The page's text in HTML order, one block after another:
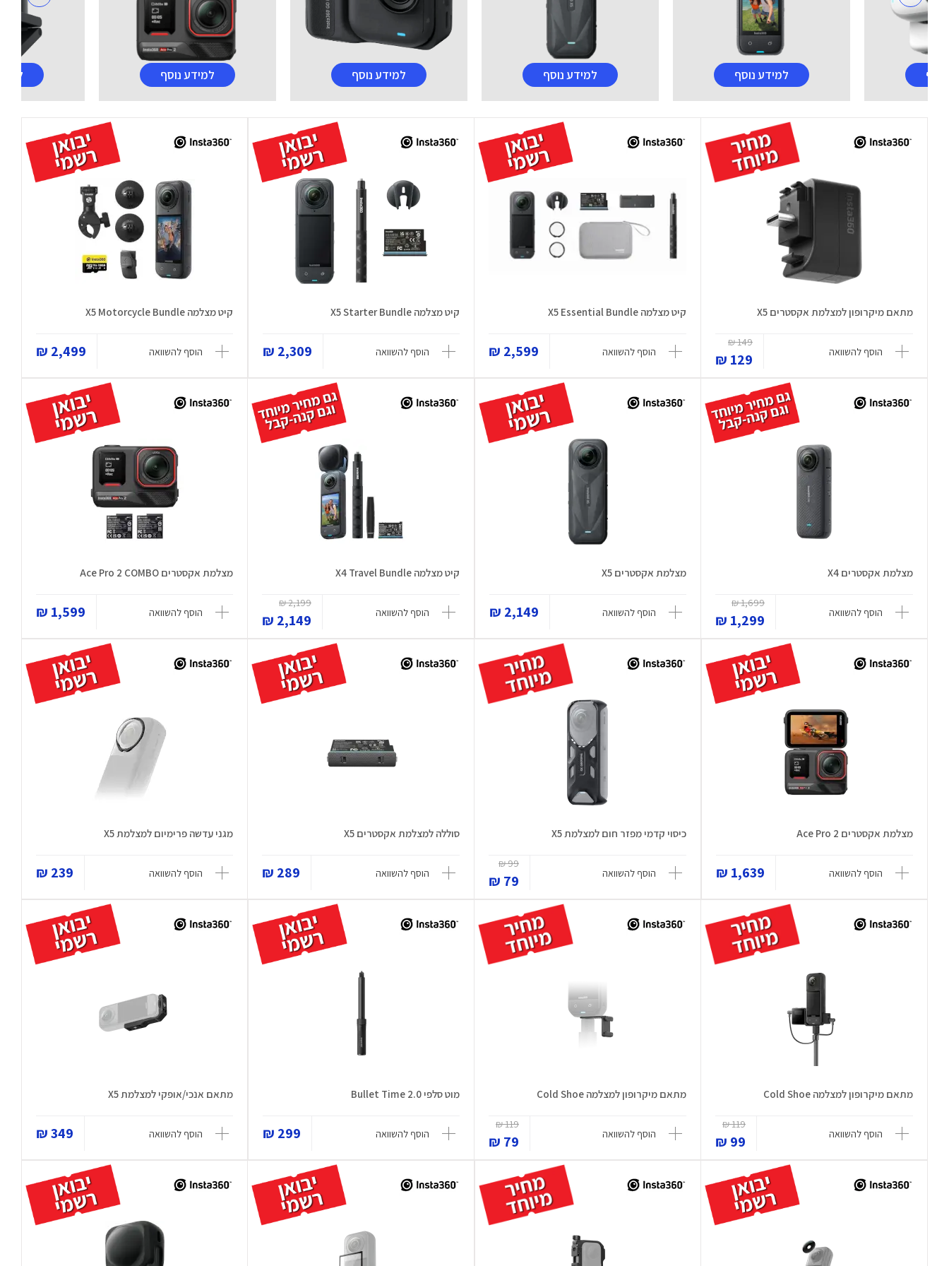
למידע נוסף למידע נוסף למידע נוסף למידע נוסף
מתאם מיקרופון למצלמת אקסטרים X5
הוסף להשוואה
149 ₪
129 ₪
קיט מצלמה X5 Essential Bundle
הוסף להשוואה 2,599 ₪
קיט מצלמה X5 Starter Bundle
הוסף להשוואה 2,309 ₪
קיט מצלמה X5 Motorcycle Bundle
הוסף להשוואה 2,499 ₪
מצלמת אקסטרים X4
הוסף להשוואה
1,699 ₪
1,299 ₪
מצלמת אקסטרים X5
הוסף להשוואה 2,149 ₪
קיט מצלמה X4 Travel Bundle
הוסף להשוואה
2,199 ₪
2,149 ₪
מצלמת אקסטרים Ace Pro 2 COMBO
הוסף להשוואה 1,599 ₪
מצלמת אקסטרים Ace Pro 2
הוסף להשוואה 1,639 ₪
כיסוי קדמי מפזר חום למצלמת X5
הוסף להשוואה
99 ₪
79 ₪
סוללה למצלמת אקסטרים X5
הוסף להשוואה 289 ₪
מגני עדשה פרימיום למצלמת X5
הוסף להשוואה 239 ₪
מתאם מיקרופון למצלמה Cold Shoe
הוסף להשוואה
119 ₪
99 ₪
מתאם מיקרופון למצלמה Cold Shoe
הוסף להשוואה
119 ₪
79 ₪
מוט סלפי Bullet Time 2.0
הוסף להשוואה 299 ₪
מתאם אנכי/אופקי למצלמת X5
הוסף להשוואה 349 ₪